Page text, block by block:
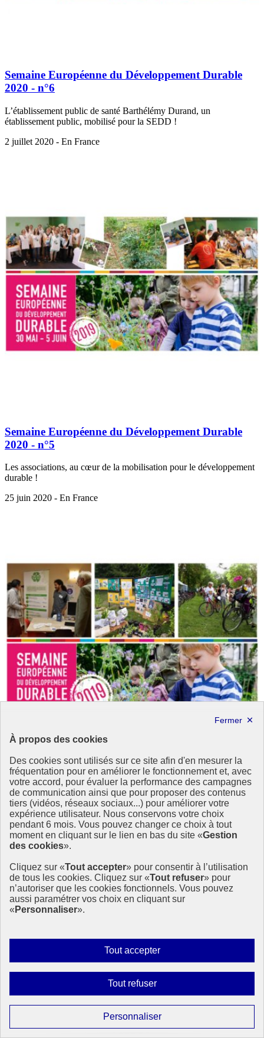
À propos des cookies
Des cookies sont utilisés sur ce site afin d'en mesurer la
fréquentation pour en améliorer le fonctionnement et, avec
votre accord, pour évaluer la performance des campagnes
de communication ainsi que pour proposer des contenus
tiers (vidéos, réseaux sociaux...) pour améliorer votre
expérience utilisateur. Nous conservons votre choix
pendant 6 mois. Vous pouvez changer ce choix à tout
moment en cliquant sur le lien en bas du site «Gestion
des cookies».
Cliquez sur «Tout accepter» pour consentir à l’utilisation
de tous les cookies. Cliquez sur «Tout refuser» pour
n’autoriser que les cookies fonctionnels. Vous pouvez
aussi paramétrer vos choix en cliquant sur
« Personnaliser».
Tout accepterAutoriser
tous
Tout refuserInterdire
tous
PersonnaliserParamétrer
les
Semaine Européenne du Développement Durable
2020 - n°6
L’établissement public de santé Barthélémy Durand, un
établissement public, mobilisé pour la SEDD !
2 juillet 2020 - En France
Semaine Européenne du Développement Durable
2020 - n°5
Les associations, au cœur de la mobilisation pour le développement
durable !
25 juin 2020 - En France
Page précédente
1
Page
2
Page suivante
Partager la page
Partager sur Facebook
Partager sur X
Partager sur LinkedIn
Restez informés
en vous abonnant à notre lettre d’information ODDyssée vers 2030